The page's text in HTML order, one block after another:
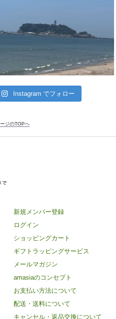
Instagram でフォロー
ジのTOPへ
新規メンバー登録
ログイン
ショッピングカート
ギフトラッピングサービス
メールマガジン
amasiaのコンセプト
お支払い方法について
配送・送料について
キャンセル・返品交換について